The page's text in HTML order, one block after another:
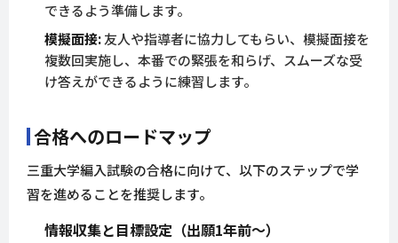
できるよう準備します。
模擬面接:友人や指導者に協力してもらい、模擬面接を
複数回実施し、本番での緊張を和らげ、スムーズな受
け答えができるように練習します。
合格へのロードマップ
三重大学編入試験の合格に向けて、以下のステップで学
習を進めることを推奨します。
情報収集と目標設定（出願1年前～）